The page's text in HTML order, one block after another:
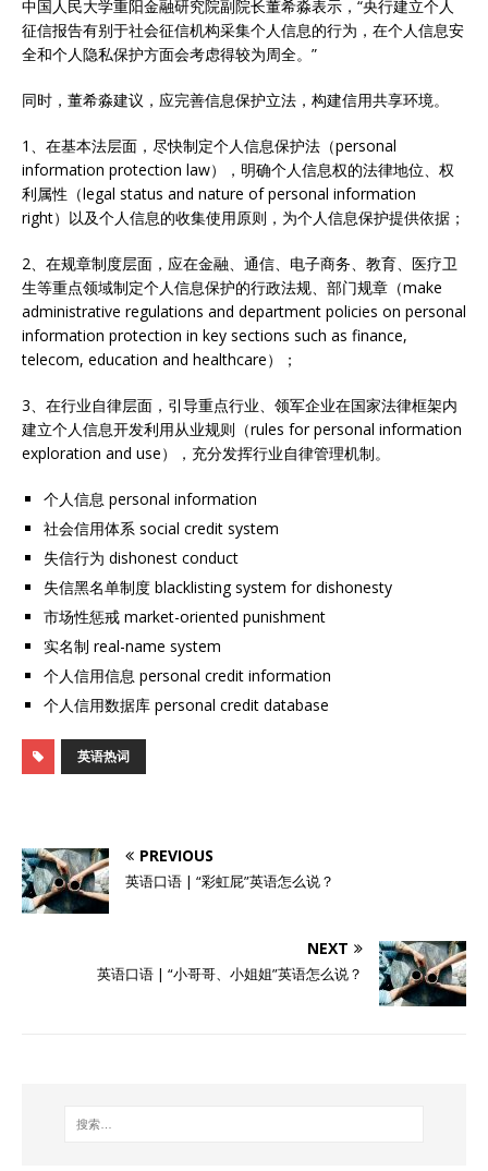
中国人民大学重阳金融研究院副院长董希淼表示，“央行建立个人
征信报告有别于社会征信机构采集个人信息的行为，在个人信息安
全和个人隐私保护方面会考虑得较为周全。”
同时，董希淼建议，应完善信息保护立法，构建信用共享环境。
1、在基本法层面，尽快制定个人信息保护法（personal
information protection law），明确个人信息权的法律地位、权
利属性（legal status and nature of personal information
right）以及个人信息的收集使用原则，为个人信息保护提供依据；
2、在规章制度层面，应在金融、通信、电子商务、教育、医疗卫
生等重点领域制定个人信息保护的行政法规、部门规章（make
administrative regulations and department policies on personal
information protection in key sections such as finance,
telecom, education and healthcare）；
3、在行业自律层面，引导重点行业、领军企业在国家法律框架内
建立个人信息开发利用从业规则（rules for personal information
exploration and use），充分发挥行业自律管理机制。
个人信息 personal information
社会信用体系 social credit system
失信行为 dishonest conduct
失信黑名单制度 blacklisting system for dishonesty
市场性惩戒 market-oriented punishment
实名制 real-name system
个人信用信息 personal credit information
个人信用数据库 personal credit database
英语热词
PREVIOUS
英语口语 | “彩虹屁”英语怎么说？
NEXT
英语口语 | “小哥哥、小姐姐”英语怎么说？